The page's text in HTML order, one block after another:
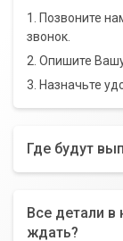
1. Позвоните
звонок.
2. Опишите
3. Назначьте
Где будут
Все детали в
ждать?